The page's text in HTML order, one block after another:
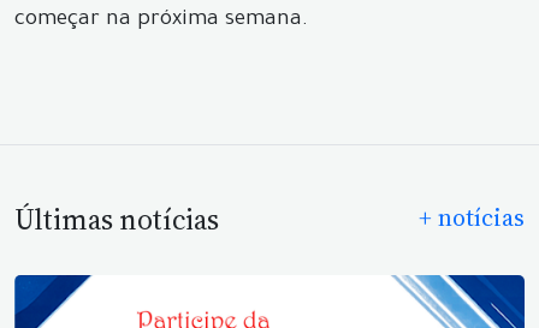
começar na próxima semana.
Últimas notícias + notícias